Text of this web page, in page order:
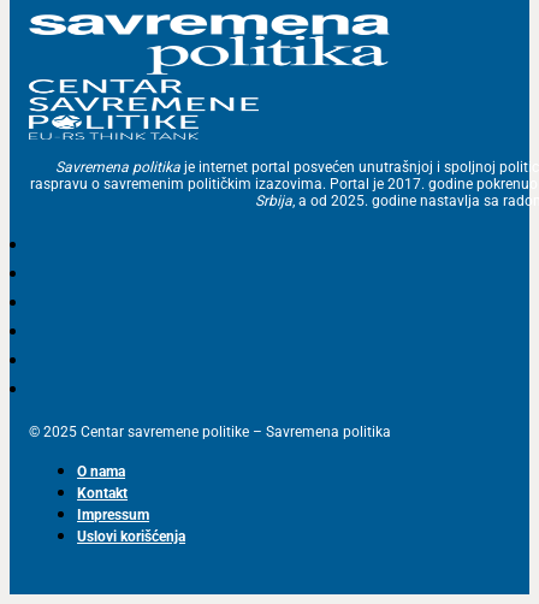
Savremena politika je internet portal posvećen unutrašnjoj i spoljnoj
raspravu o savremenim političkim izazovima. Portal je 2017. godine
Srbija, a od 2025. godine nastavlja sa
© 2025 Centar savremene politike – Savremena politika
O nama
Kontakt
Impressum
Uslovi korišćenja